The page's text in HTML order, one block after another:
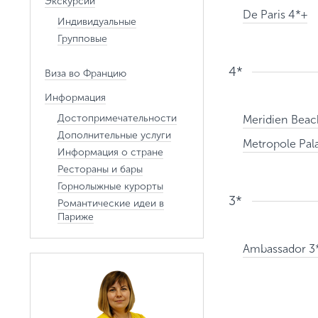
Индивидуальные
Групповые
Виза во Францию
Информация
Достопримечательности
Дополнительные услуги
Информация о стране
Рестораны и бары
Горнолыжные курорты
Романтические идеи в
Париже
De Paris 4*+
4*
Meridien
Metropole
3*
Ambassador